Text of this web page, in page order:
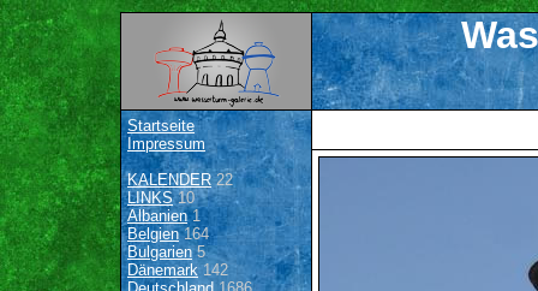
Startseite
Impressum
KALENDER22
LINKS10
Albanien1
Belgien164
Bulgarien 5
Dänemark142